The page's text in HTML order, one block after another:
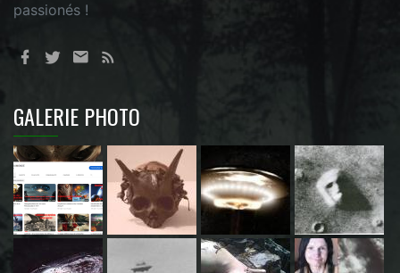
passionés !
GALERIE PHOTO